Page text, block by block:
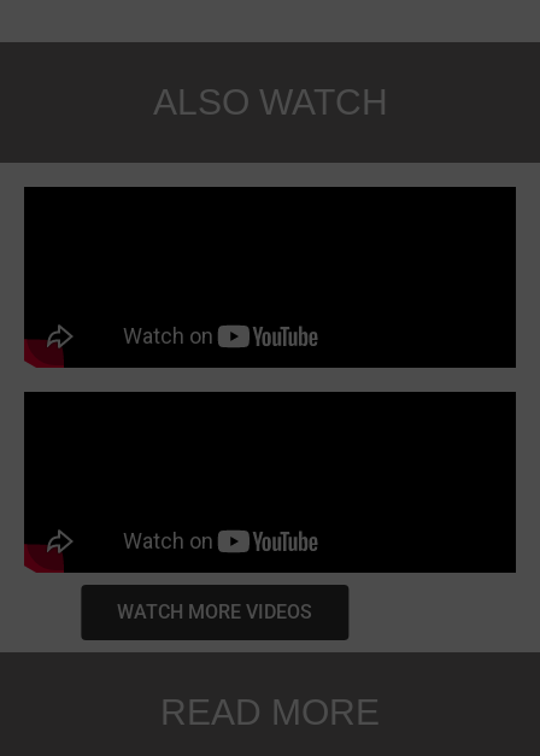
ALSO WATCH
WATCH MORE VIDEOS
READ MORE